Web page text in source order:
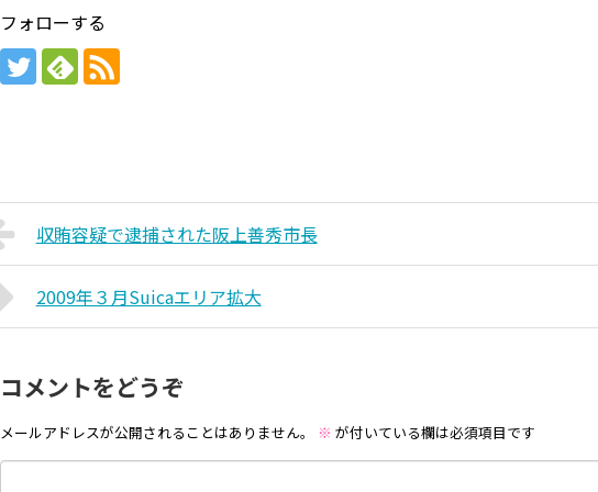
フォローする
収賄容疑で逮捕された阪上善秀市長
2009年３月Suicaエリア拡大
コメントをどうぞ
メールアドレスが公開されることはありません。 ※ が付いている欄は必須項目です